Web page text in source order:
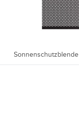
Sonnenschutzblende